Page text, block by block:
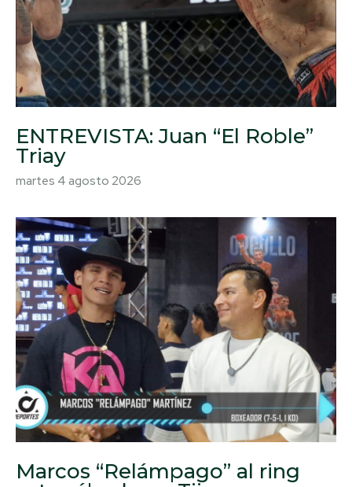
ENTREVISTA: Juan “El Roble”
Triay
martes 4 agosto 2026
Marcos “Relámpago” al ring